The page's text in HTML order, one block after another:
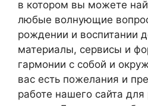
в котором вы можете
любые волнующие
рождении и воспитании
материалы, сервисы и
гармонии с собой и
вас есть пожелания и
работе нашего сайта